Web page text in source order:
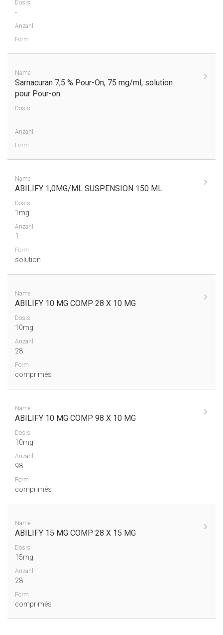
Dosis
-
Anzahl
Form
Name
Sarnacuran 7,5 % Pour-On, 75 mg/ml, solution
pour Pour-on
Dosis
-
Anzahl
Form
Name
ABILIFY 1,0MG/ML SUSPENSION 150 ML
Dosis
1mg
Anzahl
1
Form
solution
Name
ABILIFY 10 MG COMP 28 X 10 MG
Dosis
10mg
Anzahl
28
Form
comprimés
Name
ABILIFY 10 MG COMP 98 X 10 MG
Dosis
10mg
Anzahl
98
Form
comprimés
Name
ABILIFY 15 MG COMP 28 X 15 MG
Dosis
15mg
Anzahl
28
Form
comprimés